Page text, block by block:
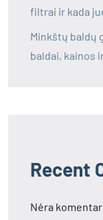
filtrai ir kada
Minkštų baldų
baldai, kainos
Recent
Nėra